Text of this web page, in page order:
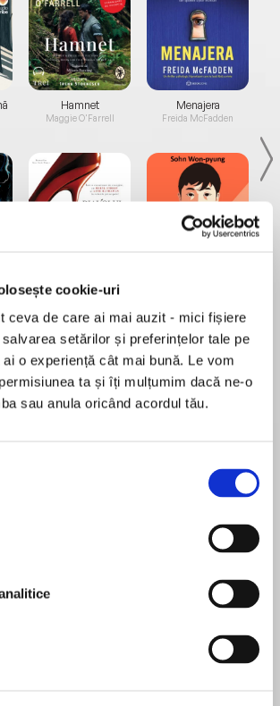
cookie-uri
ceva de care ai mai auzit - mici fișiere
setărilor și preferințelor tale pe
o experiență cât mai bună. Le vom
ta și îți mulțumim dacă ne-o
sau anula oricând acordul tău.
Hamnet
Maggie O'Farrell
la...
Lauren Weisberger
Menajera
Freida McFadden
acknowledged, that
happens to be a supermodel
it all, he’s just bought
nu există recenzii
is the internationally bestselling
previous novels. A single mother at